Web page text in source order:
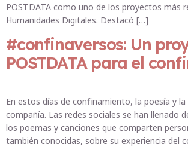
POSTDATA como uno de los proyectos más
Humanidades Digitales. Destacó […]
#confinaversos: Un
POSTDATA para el
En estos días de confinamiento, la poesía y
compañía. Las redes sociales se han llenado
los poemas y canciones que comparten
también conocidas, sobre su experiencia del